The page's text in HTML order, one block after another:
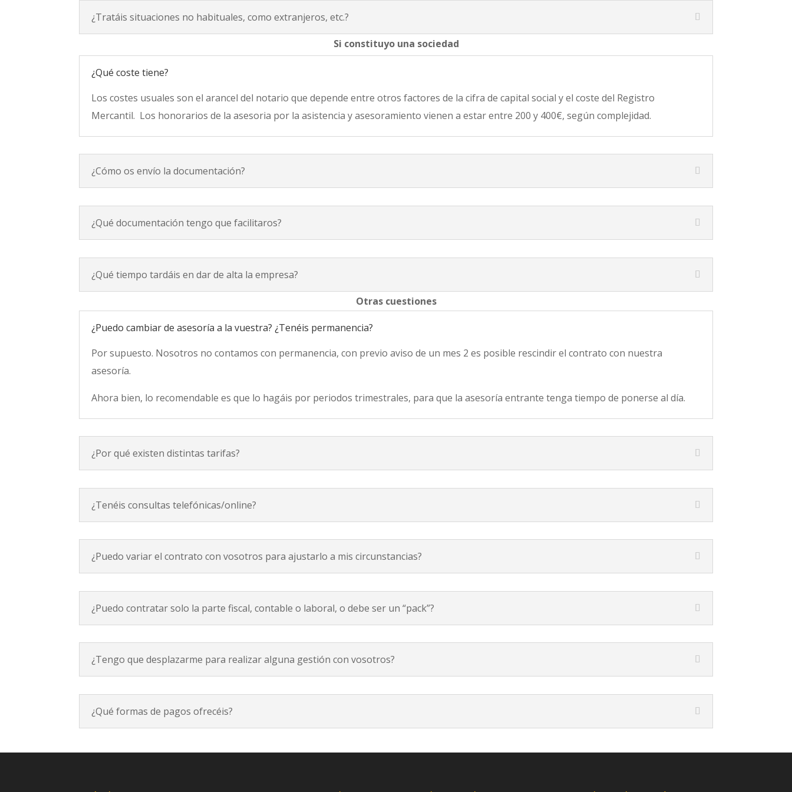
¿Tratáis situaciones no habituales, como extranjeros, etc.?
Si constituyo una sociedad
¿Qué coste tiene?
Los costes usuales son el arancel del notario que depende entre otros factores de la cifra de capital social y el coste del Registro
Mercantil. Los honorarios de la asesoria por la asistencia y asesoramiento vienen a estar entre 200 y 400€, según complejidad.
¿Cómo os envío la documentación?
¿Qué documentación tengo que facilitaros?
¿Qué tiempo tardáis en dar de alta la empresa?
Otras cuestiones
¿Puedo cambiar de asesoría a la vuestra? ¿Tenéis permanencia?
Por supuesto. Nosotros no contamos con permanencia, con previo aviso de un mes 2 es posible rescindir el contrato con nuestra
asesoría.
Ahora bien, lo recomendable es que lo hagáis por periodos trimestrales, para que la asesoría entrante tenga tiempo de ponerse al día.
¿Por qué existen distintas tarifas?
¿Tenéis consultas telefónicas/online?
¿Puedo variar el contrato con vosotros para ajustarlo a mis circunstancias?
¿Puedo contratar solo la parte fiscal, contable o laboral, o debe ser un “pack”?
¿Tengo que desplazarme para realizar alguna gestión con vosotros?
¿Qué formas de pagos ofrecéis?